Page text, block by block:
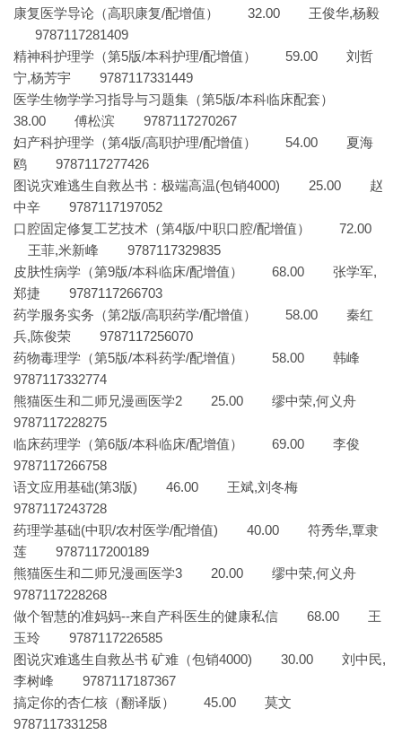
康复医学导论（高职康复/配增值） 32.00 王俊华,杨毅
9787117281409
精神科护理学（第5版/本科护理/配增值） 59.00 刘哲
宁,杨芳宇 9787117331449
医学生物学学习指导与习题集（第5版/本科临床配套）
38.00 傅松滨 9787117270267
妇产科护理学（第4版/高职护理/配增值） 54.00 夏海
鸥 9787117277426
图说灾难逃生自救丛书：极端高温(包销4000) 25.00 赵
中辛 9787117197052
口腔固定修复工艺技术（第4版/中职口腔/配增值） 72.00
王菲,米新峰 9787117329835
皮肤性病学（第9版/本科临床/配增值） 68.00 张学军,
郑捷 9787117266703
药学服务实务（第2版/高职药学/配增值） 58.00 秦红
兵,陈俊荣 9787117256070
药物毒理学（第5版/本科药学/配增值） 58.00 韩峰
9787117332774
熊猫医生和二师兄漫画医学2 25.00 缪中荣,何义舟
9787117228275
临床药理学（第6版/本科临床/配增值） 69.00 李俊
9787117266758
语文应用基础(第3版) 46.00 王斌,刘冬梅
9787117243728
药理学基础(中职/农村医学/配增值) 40.00 符秀华,覃隶
莲 9787117200189
熊猫医生和二师兄漫画医学3 20.00 缪中荣,何义舟
9787117228268
做个智慧的准妈妈--来自产科医生的健康私信 68.00 王
玉玲 9787117226585
图说灾难逃生自救丛书 矿难（包销4000) 30.00 刘中民,
李树峰 9787117187367
搞定你的杏仁核（翻译版） 45.00 莫文
9787117331258